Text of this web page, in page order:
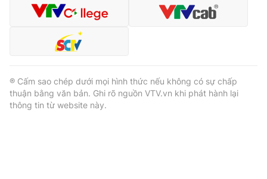
® Cấm sao chép dưới mọi hình thức nếu không có sự chấp
thuận bằng văn bản. Ghi rõ nguồn VTV.vn khi phát hành lại
thông tin từ website này.